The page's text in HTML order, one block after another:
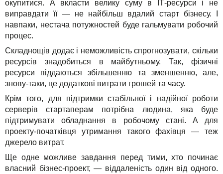
окупитися. А вкласти велику суму в ІТ-ресурси і не
виправдати її — не найбільш вдалий старт бізнесу. І
навпаки, нестача потужностей буде гальмувати робочий
процес.
Складнощів додає і неможливість спрогнозувати, скільки
ресурсів знадобиться в майбутньому. Так, фізичні
ресурси піддаються збільшенню та зменшенню, але,
знову-таки, це додаткові витрати грошей та часу.
Крім того, для підтримки стабільної і надійної роботи
серверів стартаперам потрібна людина, яка буде
підтримувати обладнання в робочому стані. А для
проекту-початківця утримання такого фахівця — теж
джерело витрат.
Ще одне можливе завдання перед тими, хто починає
власний бізнес-проект, — віддаленість один від одного.